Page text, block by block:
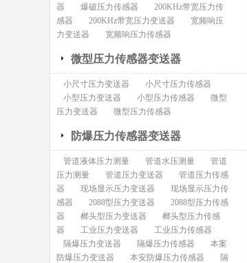
器
爆破压力传感器
200KHz带宽压力传
感器
200KHz带宽压力变送器
宽频响压
力变送器
宽频响压力传感器
微型压力传感器变送器
小尺寸压力变送器
小尺寸压力传感器
小型压力变送器
小型压力传感器
微型
压力变送器
微型压力传感器
防爆压力传感器变送器
管道液体压力测量 管道水压测量
管道
压力测量
管道压力变送器
管道压力传感
器
现场显示压力变送器
现场显示压力传
感器
2088型压力变送器
2088型压力传感
器
榔头型压力变送器
榔头型压力传感
器
工业压力变送器
工业压力传感器
隔爆压力变送器
隔爆压力传感器
本案
防爆压力变送器
本安防爆压力传感器
隔